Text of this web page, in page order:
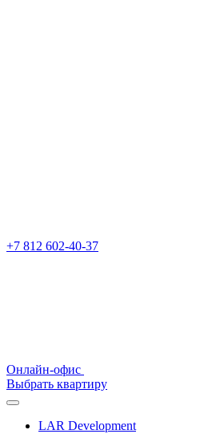
+7 812 602-40-37
Онлайн-офис
Выбрать квартиру
LAR Development